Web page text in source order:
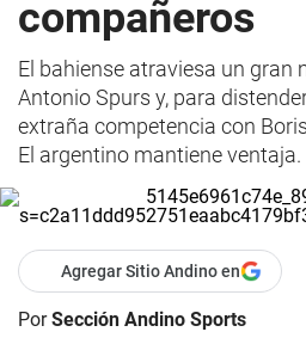
compañeros
El bahiense atraviesa un gran
Antonio Spurs y, para
extraña competencia con
El argentino mantiene ventaja.
Agregar Sitio Andino en
PorSección Andino Sports